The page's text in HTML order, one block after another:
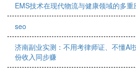
EMS技术在现代物流与健康领域的多重
seo
济南副业实测：不用考律师证、不懂AI
份收入同步赚